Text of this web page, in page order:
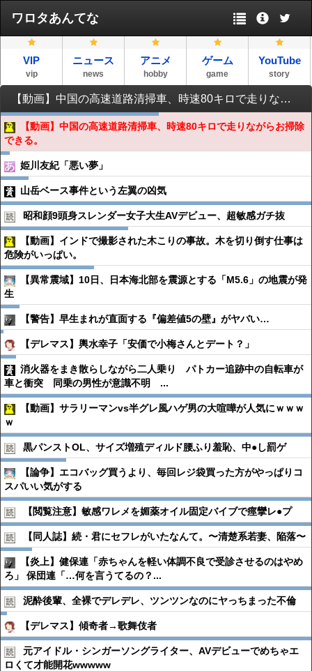
ワロタあんてな
VIP
vip
ニュース
news
アニメ
hobby
ゲーム
game
YouTube
story
【動画】中国の高速道路清掃車、時速80キロで走りながらお掃除できる。
【動画】中国の高速道路清掃車、時速80キロで走りながらお掃除
できる。
姫川友紀「悪い夢」
山岳ベース事件という左翼の凶気
昭和顔9頭身スレンダー女子大生AVデビュー、超敏感ガチ抜
【動画】インドで撮影された木こりの事故。木を切り倒す仕事は
危険がいっぱい。
【異常震域】10日、日本海北部を震源とする「M5.6」の地震が発
生
【警告】早生まれが直面する『偏差値5の壁』がヤバい…
【デレマス】輿水幸子「安価で小梅さんとデート？」
消火器をまき散らしながら二人乗り パトカー追跡中の自転車が
車と衝突 同乗の男性が意識不明 ...
【動画】サラリーマンvs半グレ風ハゲ男の大喧嘩が人気にｗｗｗ
ｗ
黒パンストOL、サイズ増殖ディルド腰ふり羞恥、中●︎し罰ゲ
【論争】エコバッグ買うより、毎回レジ袋買った方がやっぱりコ
スパいい気がする
【閲覧注意】敏感ワレメを媚薬オイル固定バイブで痙攣レ●︎プ
【同人誌】続・君にセフレがいたなんて。〜清楚系若妻、陥落〜
【炎上】健保連「赤ちゃんを軽い体調不良で受診させるのはやめ
ろ」 保団連「…何を言うてるの？...
泥酔後輩、全裸でデレデレ、ツンツンなのにヤっちまった不倫
【デレマス】傾奇者→歌舞伎者
元アイドル・シンガーソングライター、AVデビューでめちゃエ
ロくて才能開花wwwww